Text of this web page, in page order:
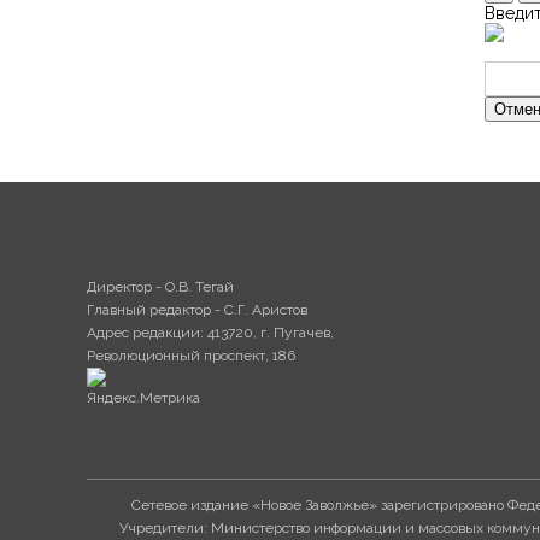
Директор - О.В. Тегай
Главный редактор - С.Г. Аристов
Адрес редакции: 413720, г. Пугачев,
Революционный проспект, 186
Сетевое издание «Новое Заволжье» зарегистрировано
Учредители: Министерство информации и массовых